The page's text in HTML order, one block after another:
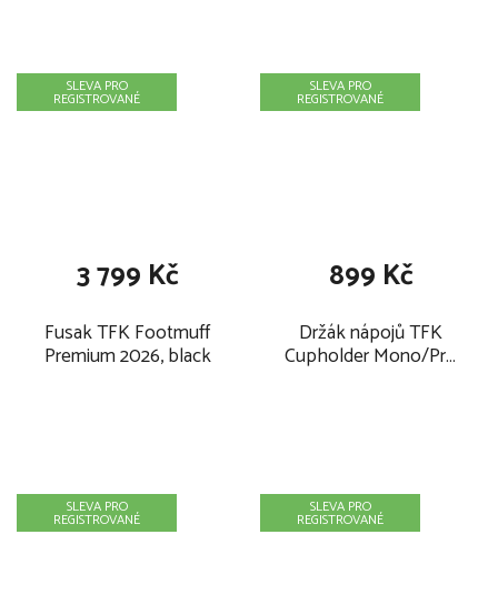
SLEVA PRO
REGISTROVANÉ
Fusak TFK Footmuff
Premium 2026, black
3 799 Kč
SLEVA PRO
REGISTROVANÉ
Držák nápojů TFK
Cupholder Mono/Pro
899 Kč
SLEVA PRO
REGISTROVANÉ
SLEVA PRO
REGISTROVANÉ